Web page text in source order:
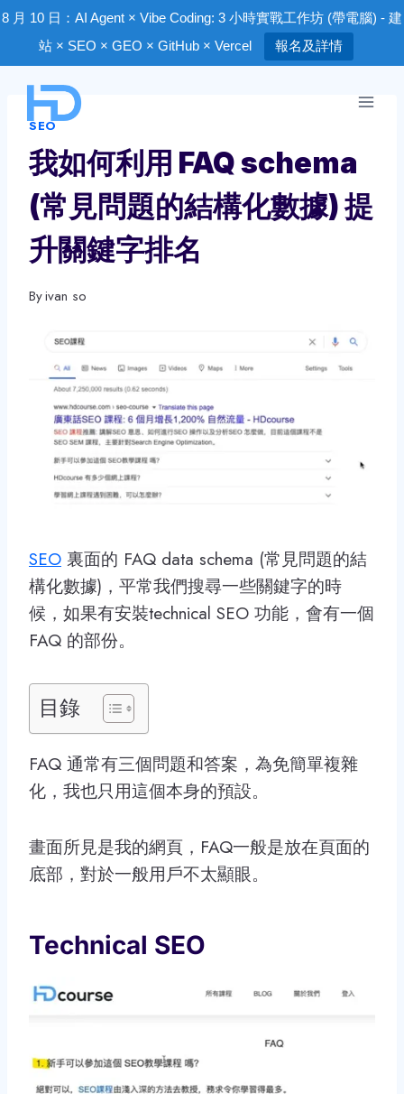
8 月 10 日：AI Agent × Vibe Coding: 3 小時實戰工作坊 (帶電腦) - 建
站 × SEO × GEO × GitHub × Vercel
報名及詳情
content
SEO
我如何利用 FAQ schema
(常見問題的結構化數據) 提
升關鍵字排名
Byivan so
SEO 裏面的 FAQ data schema (常見問題的結
構化數據)，平常我們搜尋一些關鍵字的時
候，如果有安裝technical SEO 功能，會有一個
FAQ 的部份。
目錄
FAQ 通常有三個問題和答案，為免簡單複雜
化，我也只用這個本身的預設。
畫面所見是我的網頁，FAQ一般是放在頁面的
底部，對於一般用戶不太顯眼。
Technical SEO